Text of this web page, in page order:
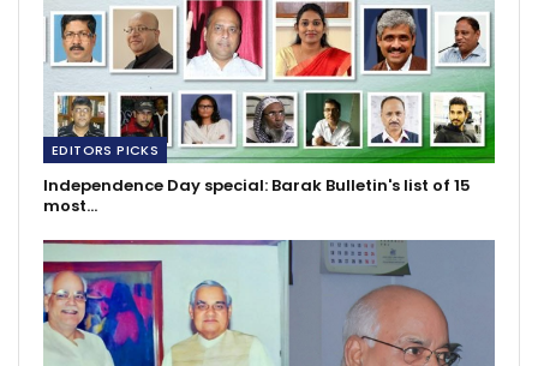
EDITORS PICKS
Independence Day special: Barak Bulletin's list of 15
most…